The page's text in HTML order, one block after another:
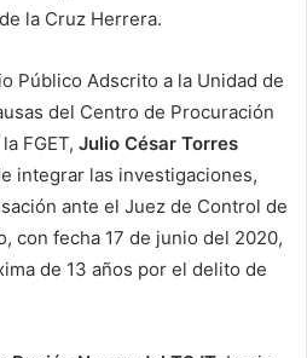
la Cruz Herrera.
Público Adscrito a la Unidad de
del Centro de Procuración
FGET, Julio César Torres
integrar las investigaciones,
ante el Juez de Control de
con fecha 17 de junio del 2020,
de 13 años por el delito de